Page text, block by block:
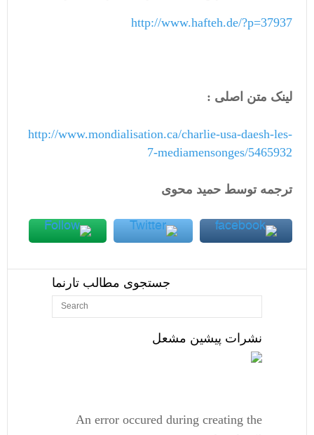
http://www.hafteh.de/?p=37937
لینک متن اصلی :
http://www.mondialisation.ca/charlie-usa-daesh-les-
7-mediamensonges/5465932
ترجمه توسط حمید محوی
جستجوی مطالب تارنما
نشرات پیشین مشعل
An error occured during creating the